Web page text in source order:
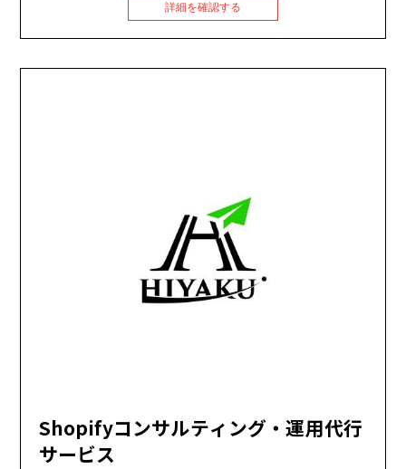
詳細を確認する
Shopifyコンサルティング・運用代行
サービス